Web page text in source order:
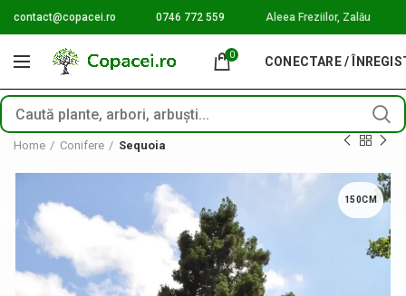
contact@copacei.ro 0746 772 559 Aleea Freziilor, Zalău
0 CONECTARE /
Home Conifere Sequoia
150CM